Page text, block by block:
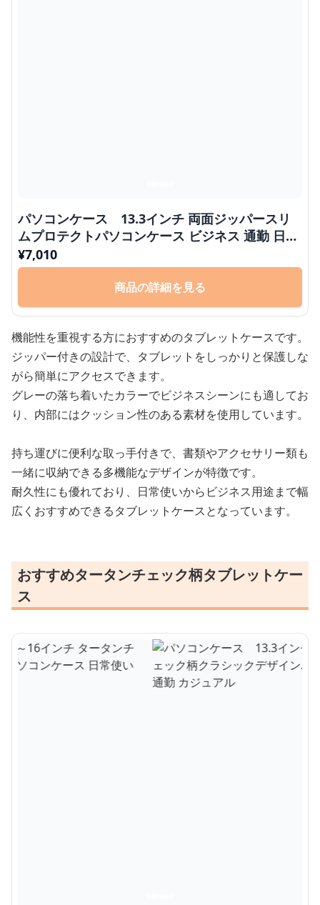
パソコンケース 13.3インチ 両面ジッパースリ
ムプロテクトパソコンケース ビジネス 通勤 日常
使い
¥7,010
商品の詳細を見る
機能性を重視する方におすすめのタブレットケースです。
ジッパー付きの設計で、タブレットをしっかりと保護しな
がら簡単にアクセスできます。
グレーの落ち着いたカラーでビジネスシーンにも適してお
り、内部にはクッション性のある素材を使用しています。
持ち運びに便利な取っ手付きで、書類やアクセサリー類も
一緒に収納できる多機能なデザインが特徴です。
耐久性にも優れており、日常使いからビジネス用途まで幅
広くおすすめできるタブレットケースとなっています。
おすすめタータンチェック柄タブレットケー
ス